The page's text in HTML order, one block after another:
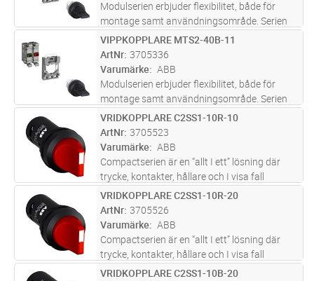
Modulserien erbjuder flexibilitet, både för
montage samt användningsområde. Serien
erbjuder en mängd olika produkttyper såsom:
tryckknappar, signallampor, nödstopp,
joystick, svamptrycken, vridkoppla
ST Lägg i kundvagn
VIPPKOPPLARE MTS2-40B-11
ArtNr 3705336
Varumärke
ABB
Modulserien erbjuder flexibilitet, både för
montage samt användningsområde. Serien
erbjuder en mängd olika produkttyper såsom:
tryckknappar, signallampor, nödstopp,
joystick, svamptrycken, vridkoppla
ST Lägg i kundvagn
VRIDKOPPLARE C2SS1-10R-10
ArtNr 3705523
Varumärke
ABB
Compactserien är en “allt I ett” lösning där
trycke, kontakter, hållare och I visa fall
ljuskälla är inkluderade I en enhet.
Compactserein finns i en mängd olika
produkttyper såsom: tryckknappar, si
mer
ST Lägg i kundvagn
VRIDKOPPLARE C2SS1-10R-20
ArtNr 3705526
Varumärke
ABB
Compactserien är en “allt I ett” lösning där
trycke, kontakter, hållare och I visa fall
ljuskälla är inkluderade I en enhet.
ST Lägg i kundvagn
VRIDKOPPLARE C2SS1-10B-20